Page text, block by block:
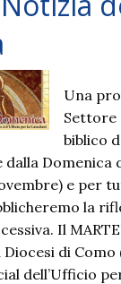
Una
Settore
biblico
Domenica
e per
la
Il
di
dell’Ufficio